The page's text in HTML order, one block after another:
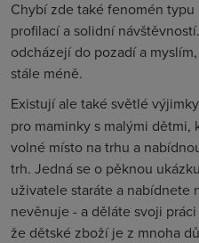
Chybí zde také fenomén
profilací a solidní
odcházejí do pozadí a
stále méně.
Existují ale také světlé
pro maminky s malými
volné místo na trhu a
trh. Jedná se o pěknou
uživatele staráte a nabídnete
nevěnuje - a děláte svoji
že dětské zboží je z mnoha